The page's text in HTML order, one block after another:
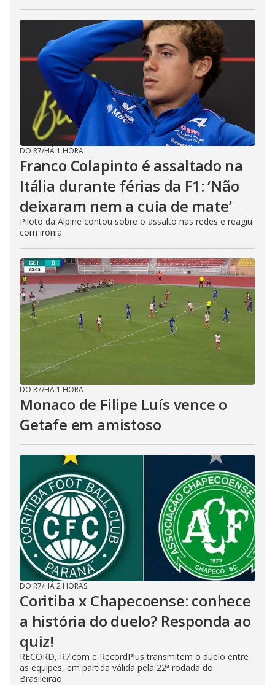
DO R7/HÁ 1 HORA
Franco Colapinto é assaltado na
Itália durante férias da F1: ‘Não
deixaram nem a cuia de mate’
Piloto da Alpine contou sobre o assalto nas redes e reagiu
com ironia
DO R7/HÁ 1 HORA
Monaco de Filipe Luís vence o
Getafe em amistoso
DO R7/HÁ 2 HORAS
Coritiba x Chapecoense: conhece
a história do duelo? Responda ao
quiz!
RECORD, R7.com e RecordPlus transmitem o duelo entre
as equipes, em partida válida pela 22ª rodada do
Brasileirão